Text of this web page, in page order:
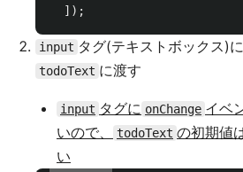
]);
input タグ(テキストボックス)
todoText に渡す
input タグに onChange イベ
いので、
todoText の初期値
い